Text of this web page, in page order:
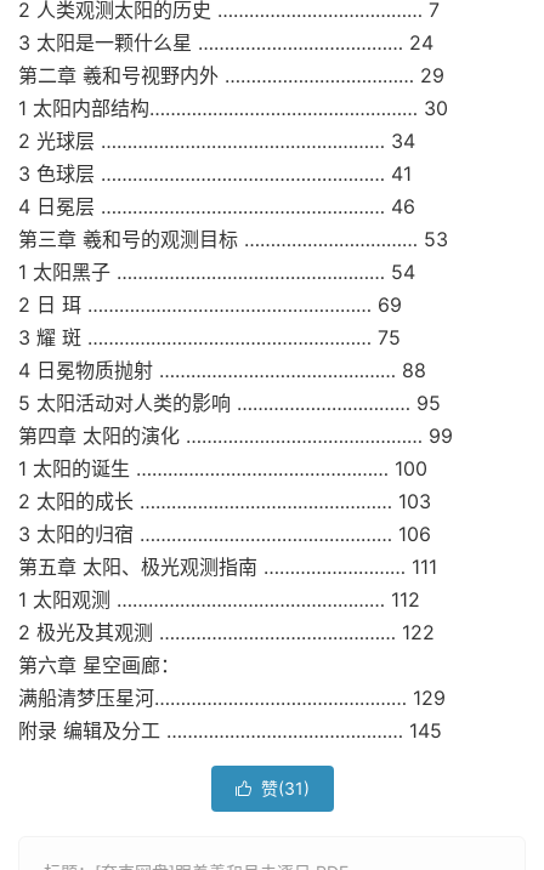
2 人类观测太阳的历史 ………………………………… 7
3 太阳是一颗什么星 ………………………………… 24
第二章 羲和号视野内外 ……………………………… 29
1 太阳内部结构…………………………………………… 30
2 光球层 ……………………………………………… 34
3 色球层 ……………………………………………… 41
4 日冕层 ……………………………………………… 46
第三章 羲和号的观测目标 …………………………… 53
1 太阳黑子 …………………………………………… 54
2 日 珥 ……………………………………………… 69
3 耀 斑 ……………………………………………… 75
4 日冕物质抛射 ……………………………………… 88
5 太阳活动对人类的影响 …………………………… 95
第四章 太阳的演化 ……………………………………… 99
1 太阳的诞生 ………………………………………… 100
2 太阳的成长 ………………………………………… 103
3 太阳的归宿 ………………………………………… 106
第五章 太阳、极光观测指南 ……………………… 111
1 太阳观测 …………………………………………… 112
2 极光及其观测 ……………………………………… 122
第六章 星空画廊：
满船清梦压星河………………………………………… 129
附录 编辑及分工 ……………………………………… 145
 赞(31)